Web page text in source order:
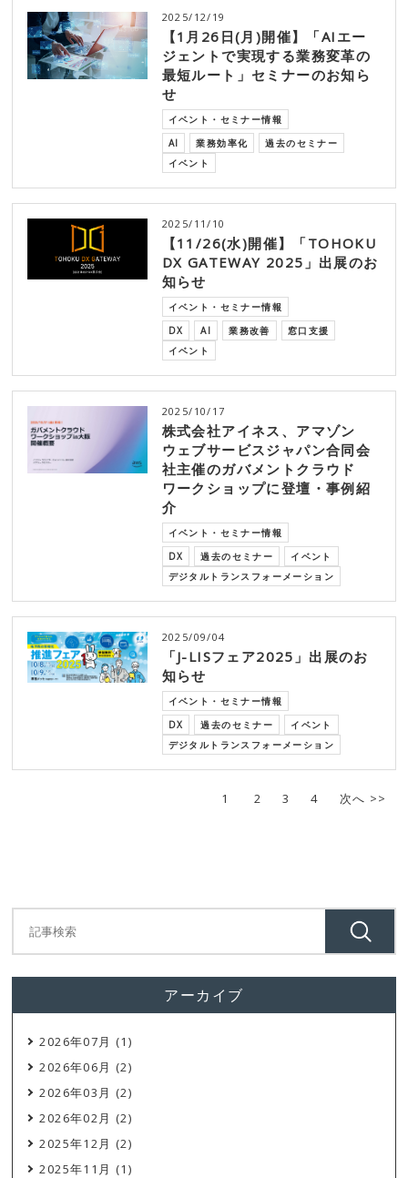
2025/12/19
【1月26日(月)開催】「AIエー
ジェントで実現する業務変革の
最短ルート」セミナーのお知ら
せ
イベント・セミナー情報
AI
業務効率化
過去のセミナー
イベント
2025/11/10
【11/26(水)開催】「TOHOKU
DX GATEWAY 2025」出展のお
知らせ
イベント・セミナー情報
DX
AI 業務改善
窓口支援
イベント
2025/10/17
株式会社アイネス、アマゾン
ウェブサービスジャパン合同会
社主催のガバメントクラウド
ワークショップに登壇・事例紹
介
イベント・セミナー情報
DX
過去のセミナー
イベント
デジタルトランスフォーメーション
2025/09/04
「J-LISフェア2025」出展のお
知らせ
イベント・セミナー情報
DX
過去のセミナー
イベント
デジタルトランスフォーメーション
1 2 3 4 次へ >>
アーカイブ
2026年07月 (1)
2026年06月 (2)
2026年03月 (2)
2026年02月 (2)
2025年12月 (2)
2025年11月 (1)